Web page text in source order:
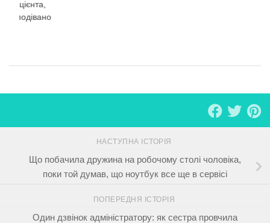
пацієнта,
НАСТУПНА ІСТОРІЯ
Що побачила дружина на робочому столі чоловіка,
поки той думав, що ноутбук все ще в сервісі
ПОПЕРЕДНЯ ІСТОРІЯ
Один дзвінок адміністратору: як сестра провчила